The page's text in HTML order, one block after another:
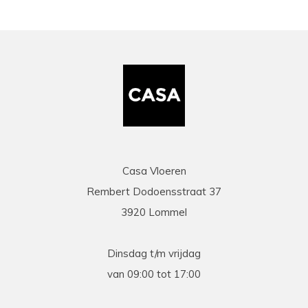
Casa Vloeren
Rembert Dodoensstraat 37
3920 Lommel
Dinsdag t/m vrijdag
van 09:00 tot 17:00